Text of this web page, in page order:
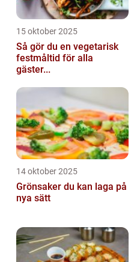
15 oktober 2025
Så gör du en vegetarisk
festmåltid för alla
gäster...
14 oktober 2025
Grönsaker du kan laga på
nya sätt